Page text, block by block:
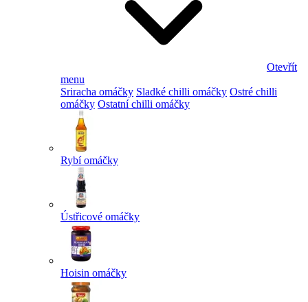
Otevřít
menu
Sriracha omáčky Sladké chilli omáčky Ostré chilli
omáčky Ostatní chilli omáčky
Rybí omáčky
Ústřicové omáčky
Hoisin omáčky